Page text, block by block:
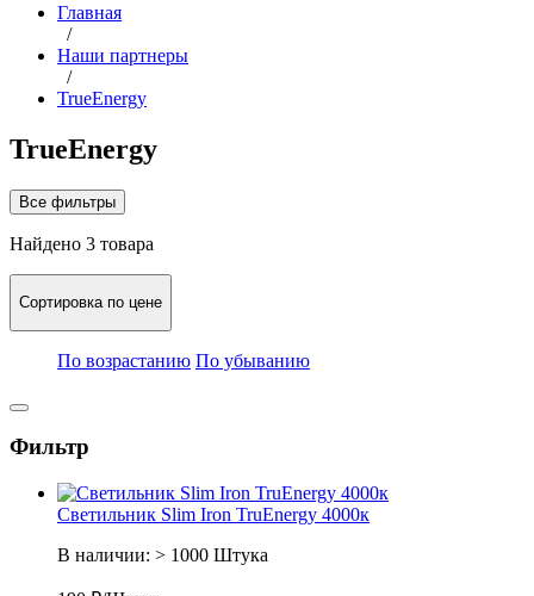
Главная
/
Наши партнеры
/
TrueEnergy
TrueEnergy
Все фильтры
Найдено 3 товара
Сортировка по цене
По возрастанию По убыванию
Фильтр
Светильник Slim Iron TruEnergy 4000к
В наличии: > 1000 Штука